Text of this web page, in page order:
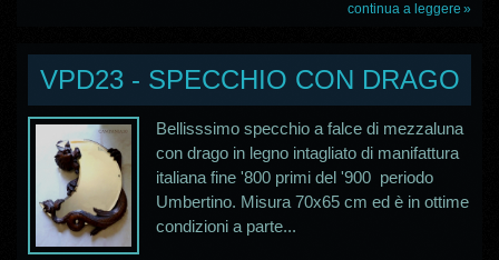
continua a leggere
VPD23 - SPECCHIO CON DRAGO
Bellisssimo specchio a falce di mezzaluna
con drago in legno intagliato di manifattura
italiana fine '800 primi del '900 periodo
Umbertino. Misura 70x65 cm ed è in ottime
condizioni a parte...